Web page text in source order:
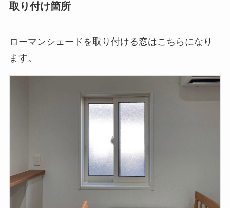
取り付け箇所
ローマンシェードを取り付ける窓はこちらになり
ます。